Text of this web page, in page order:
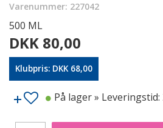
Varenummer: 227042
500 ML
DKK 80,00
Klubpris: DKK 68,00
På lager»